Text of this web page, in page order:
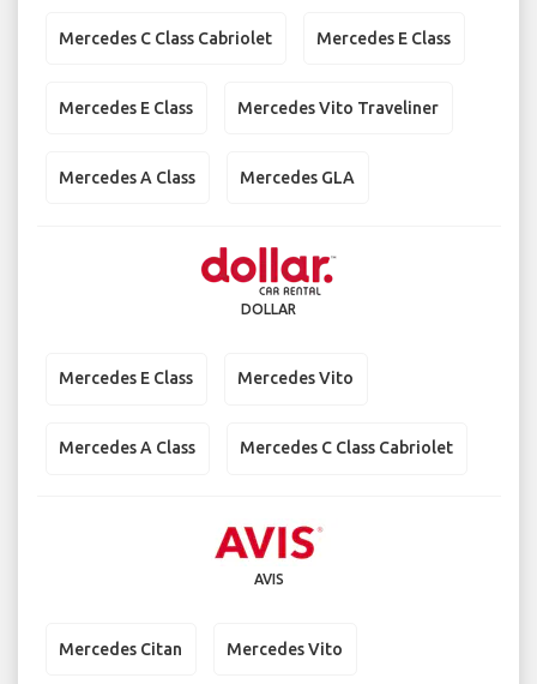
Mercedes C Class Cabriolet Mercedes E Class
Mercedes E Class Mercedes Vito Traveliner
Mercedes A Class Mercedes GLA
DOLLAR
Mercedes E Class Mercedes Vito
Mercedes A Class Mercedes C Class Cabriolet
AVIS
Mercedes Citan Mercedes Vito